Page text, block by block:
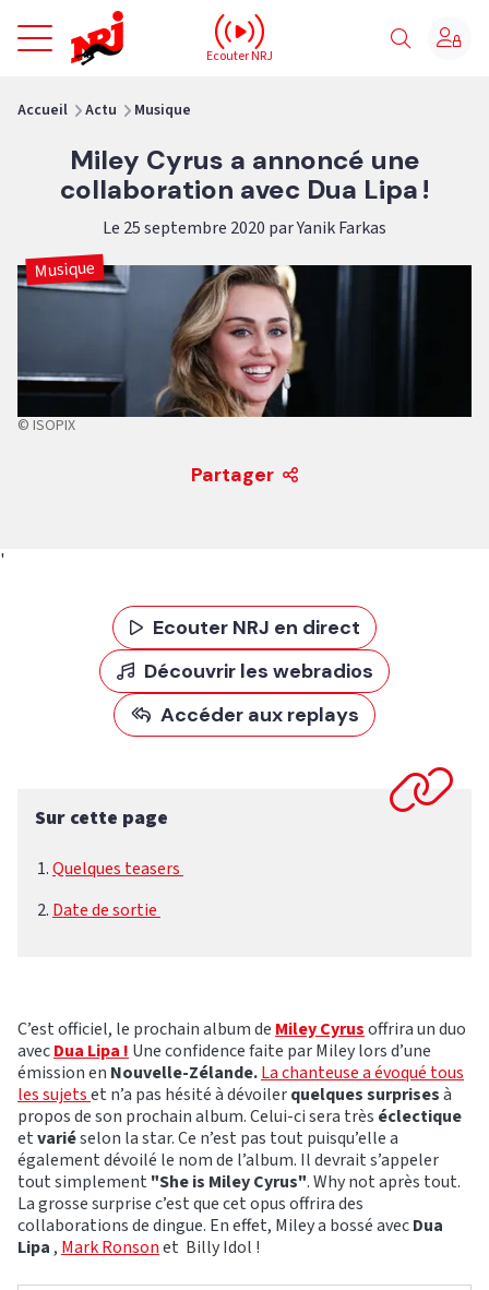
NRJ - Accueil
Ecouter NRJ
Accueil Actu Musique
Miley Cyrus a annoncé une
collaboration avec Dua Lipa !
Le 25 septembre 2020 par Yanik Farkas
Musique
© ISOPIX
Partager
'
Ecouter NRJ en direct
Découvrir les webradios
Accéder aux replays
Sur cette page
Quelques teasers
Date de sortie
C’est officiel, le prochain album de Miley Cyrusoffrira un duo
avecDua Lipa ! Une confidence faite par Miley lors d’une
émission en Nouvelle-Zélande.La chanteuse a évoqué tous
les sujetset n’a pas hésité à dévoilerquelques surprisesà
propos de son prochain album. Celui-ci sera très éclectique
etvariéselon la star. Ce n’est pas tout puisqu’elle a
également dévoilé le nom de l’album. Il devrait s’appeler
tout simplement "She is Miley Cyrus". Why not après tout.
La grosse surprise c’est que cet opus offrira des
collaborations de dingue. En effet, Miley a bossé avecDua
Lipa , Mark Ronsonet Billy Idol !